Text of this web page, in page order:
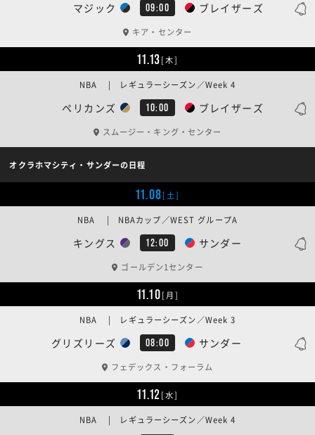
マジック 09:00 ブレイザーズ
キア・センター
11.13[木]
ペリカンズ 10:00 ブレイザーズ
NBA | レギュラーシーズン／Week 4
スムージー・キング・センター
オクラホマシティ・サンダーの日程
11.08[土]
キングス 12:00 サンダー
NBA | NBAカップ／WEST グループA
ゴールデン1センター
11.10[月]
グリズリーズ 08:00 サンダー
NBA | レギュラーシーズン／Week 3
フェデックス・フォーラム
11.12[水]
NBA | レギュラーシーズン／Week 4